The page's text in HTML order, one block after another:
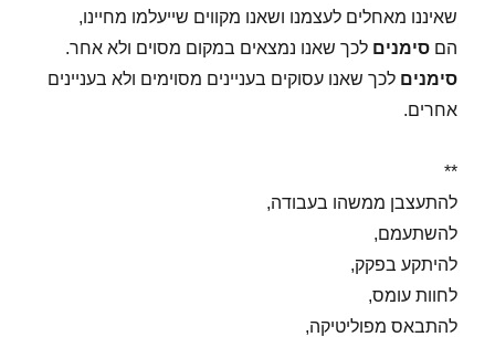
שאיננו מאחלים לעצמנו ושאנו מקווים שייעלמו מחיינו,
הםסימנים לכך שאנו נמצאים במקום מסוים ולא אחר.
סימנים לכך שאנו עסוקים בעניינים מסוימים ולא בעניינים
אחרים.
**
להתעצבן ממשהו בעבודה,
להשתעמם,
להיתקע בפקק,
לחוות עומס,
להתבאס מפוליטיקה,